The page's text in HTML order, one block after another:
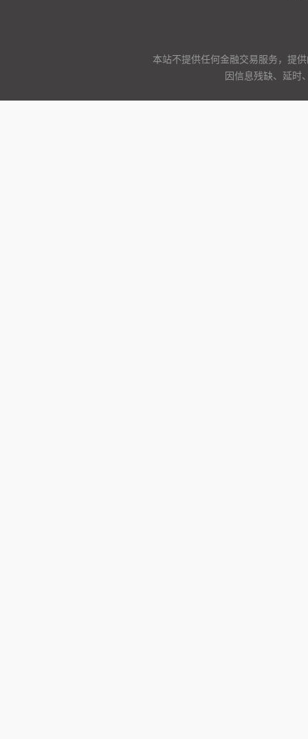
本站不提供任何金融交易服务，提
因信息残缺、延时